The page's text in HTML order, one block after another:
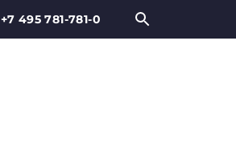
+7 495 781-781-0